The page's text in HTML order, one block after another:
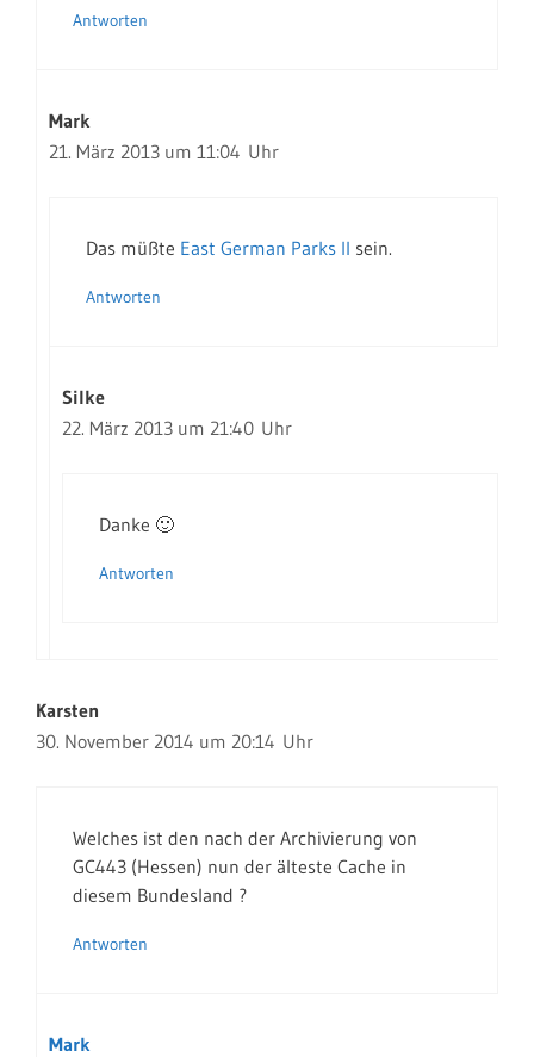
Antworten
Mark
21. März 2013 um 11:04 Uhr
Das müßte East German Parks II sein.
Antworten
Silke
22. März 2013 um 21:40 Uhr
Danke 🙂
Antworten
Karsten
30. November 2014 um 20:14 Uhr
Welches ist den nach der Archivierung von
GC443 (Hessen) nun der älteste Cache in
diesem Bundesland ?
Antworten
Mark